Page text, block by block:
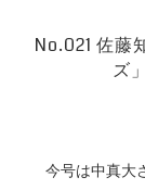
No.021 佐藤
ズ
今号は中真大